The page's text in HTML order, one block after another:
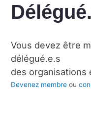
Vous devez être
délégué.e.s
des organisations
Devenez membre ou